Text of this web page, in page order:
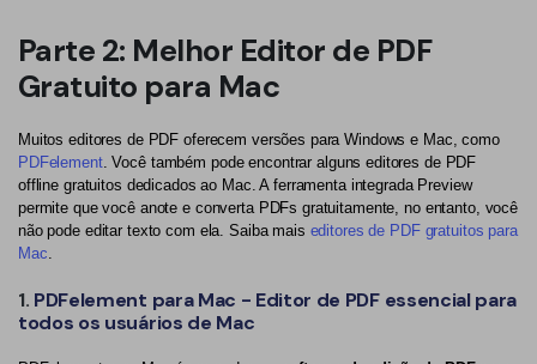
Parte 2: Melhor Editor de PDF
Gratuito para Mac
Muitos editores de PDF oferecem versões para Windows e Mac, como
PDFelement. Você também pode encontrar alguns editores de PDF
offline gratuitos dedicados ao Mac. A ferramenta integrada Preview
permite que você anote e converta PDFs gratuitamente, no entanto, você
não pode editar texto com ela. Saiba mais editores de PDF gratuitos para
Mac.
1. PDFelement para Mac - Editor de PDF essencial para
todos os usuários de Mac